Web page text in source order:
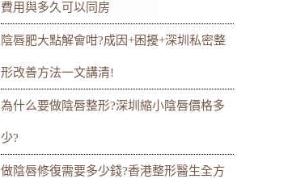
費用與多久可以同房
陰唇肥大點解會咁?成因+困擾+深圳私密整
形改善方法一文講清!
為什么要做陰唇整形?深圳縮小陰唇價格多
少?
做陰唇修復需要多少錢?香港整形醫生全方